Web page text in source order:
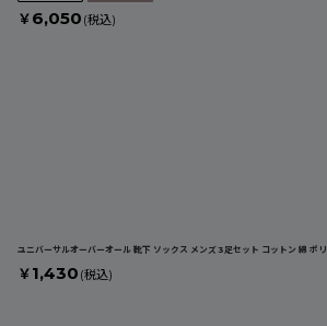
￥ 6,050 (税込)
ユニバーサルオーバーオール 靴下 ソックス メンズ 3足セット コットン 綿 ポ
￥ 1,430 (税込)